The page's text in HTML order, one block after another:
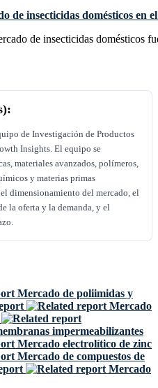
de insecticidas domésticos en
de insecticidas domésticos
de Investigación de Productos
Insights. El equipo se
materiales avanzados, polímeros,
y materias primas
dimensionamiento del mercado, el
la oferta y la demanda, y el
Mercado de poliimidas y
Mercado
impermeabilizantes
Mercado electrolítico de zinc
Mercado de compuestos de
Mercado